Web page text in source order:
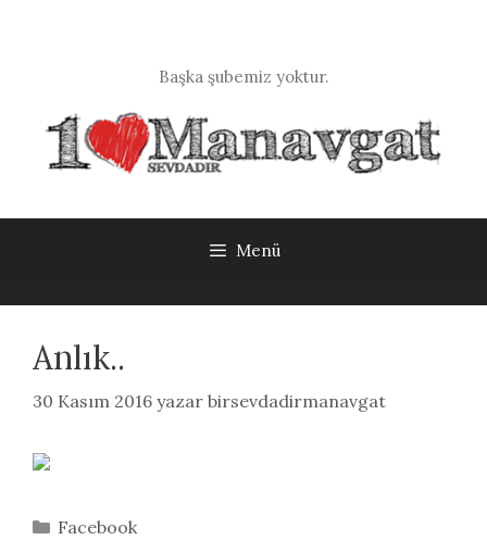
Başka şubemiz yoktur.
Menü
Anlık..
30 Kasım 2016 yazar birsevdadirmanavgat
Kategoriler
Facebook